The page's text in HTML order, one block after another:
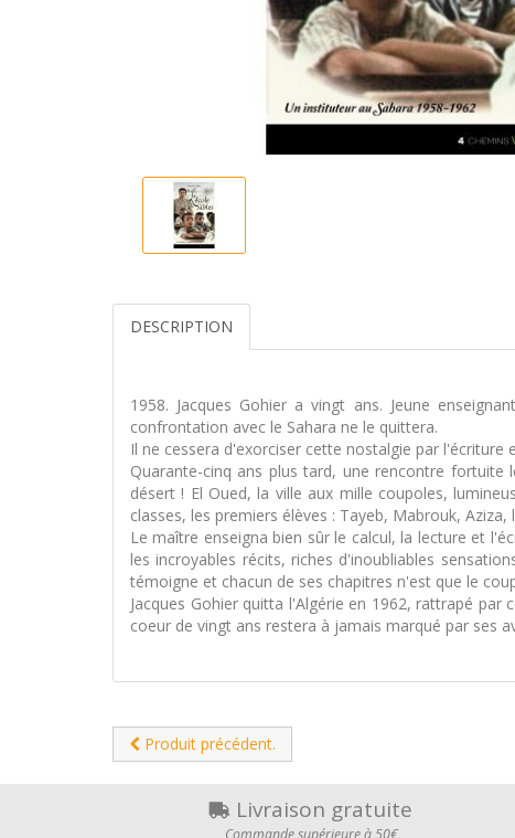
DESCRIPTION
1958. Jacques Gohier a vingt ans. Jeune
confrontation avec le Sahara ne le quittera.
Il ne cessera d'exorciser cette nostalgie par l'écriture
Quarante-cinq ans plus tard, une rencontre
désert ! El Oued, la ville aux mille coupoles,
classes, les premiers élèves : Tayeb, Mabrouk,
Le maître enseigna bien sûr le calcul, la lecture et
les incroyables récits, riches d'inoubliables
témoigne et chacun de ses chapitres n'est que le
Jacques Gohier quitta l'Algérie en 1962, rattrapé
coeur de vingt ans restera à jamais marqué par ses
Produit précédent.
Livraison gratuite
Commande supérieure à 50€